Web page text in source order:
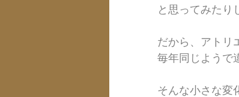
と思ってみたり
だから、アトリ
毎年同じようで
そんな小さな変